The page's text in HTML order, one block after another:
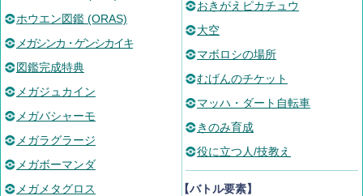
ホウエン図鑑 (ORAS)
メガシンカ・ゲンシカイキ
図鑑完成特典
メガジュカイン
メガバシャーモ
メガラグラージ
メガボーマンダ
メガメタグロス
おきがえピカチュウ
大空
マボロシの場所
むげんのチケット
マッハ・ダート自転車
きのみ育成
役に立つ人/技教え
【バトル要素】